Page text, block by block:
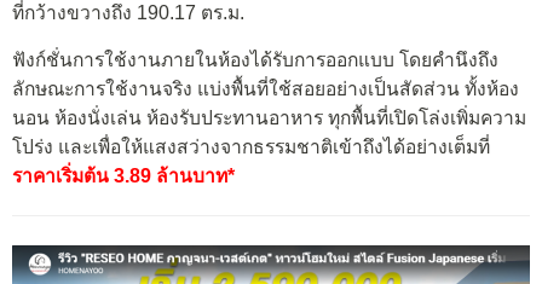
ที่กว้างขวางถึง 190.17 ตร.ม.
ฟังก์ชั่นการใช้งานภายในห้องได้รับการออกแบบ โดยคำนึงถึง
ลักษณะการใช้งานจริง แบ่งพื้นที่ใช้สอยอย่างเป็นสัดส่วน ทั้งห้อง
นอน ห้องนั่งเล่น ห้องรับประทานอาหาร ทุกพื้นที่เปิดโล่งเพิ่มความ
โปร่ง และเพื่อให้แสงสว่างจากธรรมชาติเข้าถึงได้อย่างเต็มที่
ราคาเริ่มต้น 3.89 ล้านบาท*